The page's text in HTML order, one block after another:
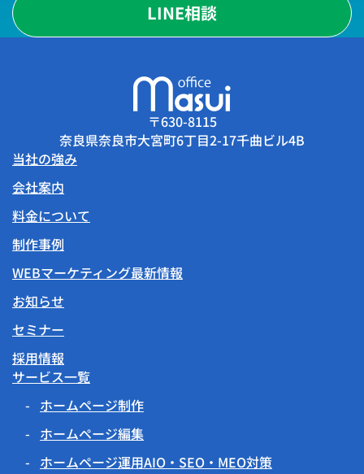
LINE相談
〒630-8115
奈良県奈良市大宮町6丁目2-17千曲ビル4B
当社の強み
会社案内
料金について
制作事例
WEBマーケティング最新情報
お知らせ
セミナー
採用情報
サービス一覧
ホームページ制作
ホームページ編集
ホームページ運用AIO・SEO・MEO対策